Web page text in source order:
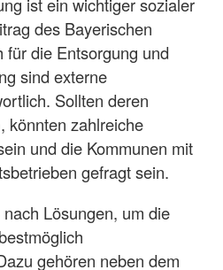
ist ein wichtiger sozialer
des Bayerischen
für die Entsorgung und
sind externe
Sollten deren
könnten zahlreiche
und die Kommunen mit
gefragt sein.
Lösungen, um die
gehören neben dem